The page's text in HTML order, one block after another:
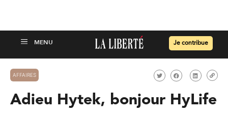
Je contribue
AFFAIRES
Adieu Hytek, bonjour HyLife